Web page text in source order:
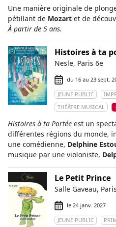
Une manière originale de
pétillant de Mozart et de
À partir de 5 ans.
Histoires à ta
Nesle, Paris 6e
du 16 au 23 sept.
JEUNE PUBLIC
THÉÂTRE MUSICAL
Histoires à ta Portée est un
différentes régions du monde,
une comédienne, Delphine
musique par une violoniste,
Le Petit Prince
Salle Gaveau,
le 24 janv. 2027
JEUNE PUBLIC